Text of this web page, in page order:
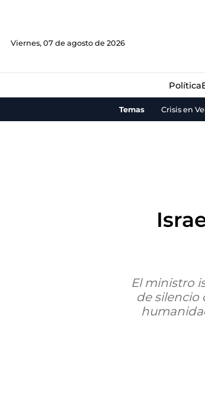
Viernes, 07 de agosto de 2026
Política
Temas Crisis en
El ministro
de silencio